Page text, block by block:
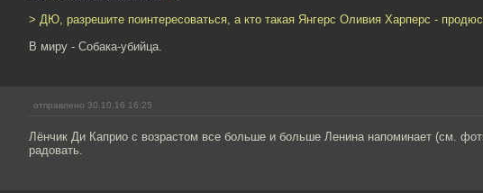
> ДЮ, разрешите поинтересоваться, а кто такая Янгерс Оливия Харперс -
В миру - Собака-убийца.
отправлено 30.10.16 16:25
Лёнчик Ди Каприо с возрастом все больше и больше Ленина напоминает (см.
радовать.